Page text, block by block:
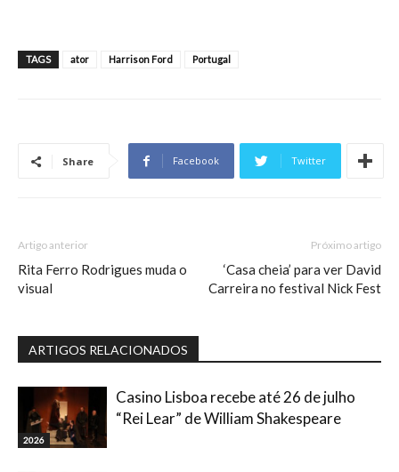
TAGS ator Harrison Ford Portugal
Share Facebook Twitter
Artigo anterior
Rita Ferro Rodrigues muda o
visual
Próximo artigo
‘Casa cheia’ para ver David
Carreira no festival Nick Fest
ARTIGOS RELACIONADOS
2026
Casino Lisboa recebe até 26 de julho
“Rei Lear” de William Shakespeare